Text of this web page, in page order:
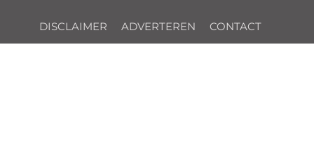
DISCLAIMER ADVERTEREN CONTACT